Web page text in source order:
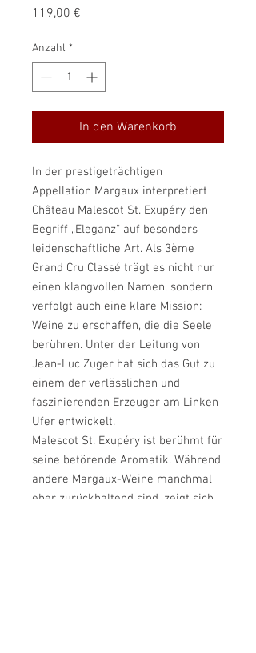
119,00 €
Anzahl *
In den Warenkorb
In der prestigeträchtigen
Appellation Margaux interpretiert
Château Malescot St. Exupéry den
Begriff „Eleganz“ auf besonders
leidenschaftliche Art. Als 3ème
Grand Cru Classé trägt es nicht nur
einen klangvollen Namen, sondern
verfolgt auch eine klare Mission:
Weine zu erschaffen, die die Seele
berühren. Unter der Leitung von
Jean-Luc Zuger hat sich das Gut zu
einem der verlässlichen und
faszinierenden Erzeuger am Linken
Ufer entwickelt.
Malescot St. Exupéry ist berühmt für
seine betörende Aromatik. Während
andere Margaux-Weine manchmal
eher zurückhaltend sind, zeigt sich